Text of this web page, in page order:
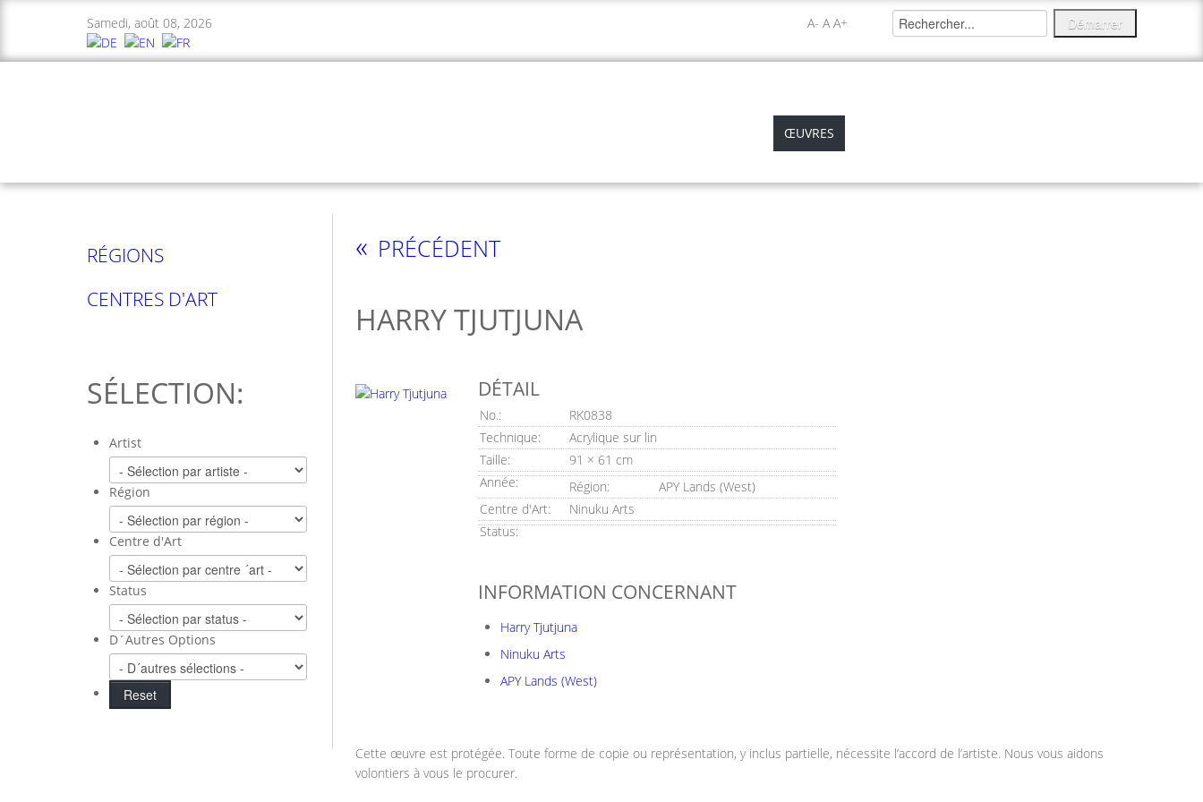
Samedi, août 08, 2026 A- A A+
ŒUVRES
« PRÉCÉDENT
HARRY TJUTJUNA
DÉTAIL
No.:
RK0838
Technique:
Acrylique sur lin
Taille:
91 × 61 cm
Année:
Région:
APY Lands (West)
Centre d'Art:
Ninuku Arts
Status:
INFORMATION CONCERNANT
Harry Tjutjuna
Ninuku Arts
APY Lands (West)
Cette œuvre est protégée. Toute forme de copie ou représentation, y inclus partielle, nécessite l’accord de l’artiste. Nous vous aidons
volontiers à vous le procurer.
RÉGIONS
CENTRES D'ART
SÉLECTION:
Artist
Région
Centre d'Art
Status
D´Autres Options